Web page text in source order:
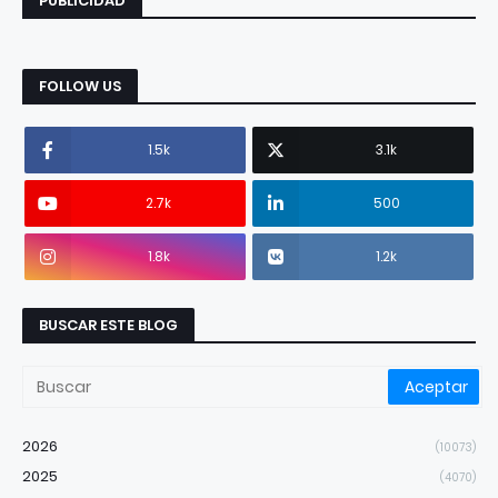
FOLLOW US
1.5k 3.1k
2.7k 500
1.8k 1.2k
BUSCAR ESTE BLOG
2026 (10073)
2025 (4070)